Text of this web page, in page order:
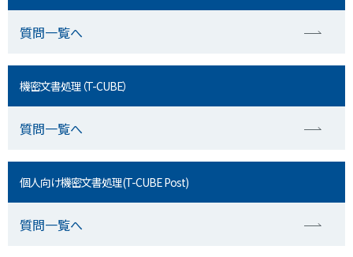
質問一覧へ
機密文書処理（T-CUBE）
質問一覧へ
個人向け機密文書処理(T-CUBE Post)
質問一覧へ